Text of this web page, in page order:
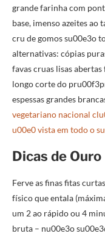
grande farinha com
base, imenso azeites
cru de gomos su00e3o
alternativas: cópias
favas cruas lisas
longo corte do
espessas grandes
vegetariano nacional
u00e0 vista em todo o
Dicas de Ouro
Ferve as finas fitas
físico que entala
um 2 ao rápido ou 4
bruta – nu00e3o